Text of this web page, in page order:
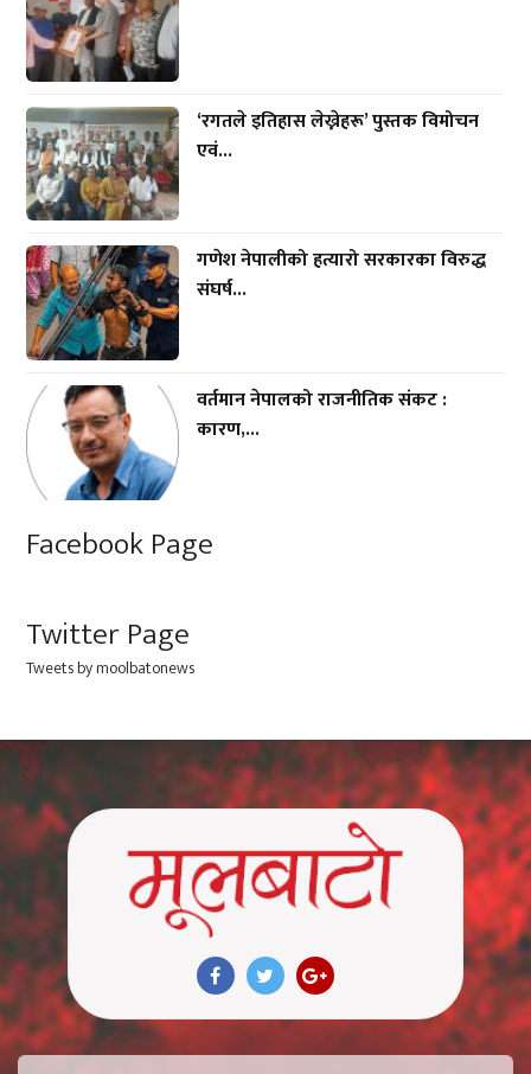
‘रगतले इतिहास लेख्नेहरू’ पुस्तक विमोचन
एवं...
गणेश नेपालीको हत्यारो सरकारका विरुद्ध
संघर्ष...
वर्तमान नेपालको राजनीतिक संकट :
कारण,...
Facebook Page
Twitter Page
Tweets by moolbatonews